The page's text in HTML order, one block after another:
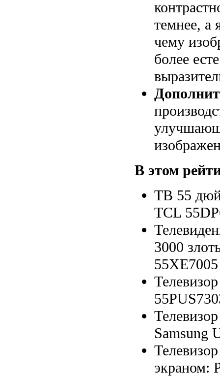
темнее, а
чему
более
В этом
ТВ 55
TCL
3000
55XE7005
Samsung
экраном: